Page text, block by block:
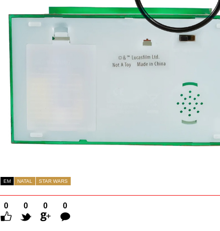
EM NATAL STAR WARS
0 0 0
0
Comentários